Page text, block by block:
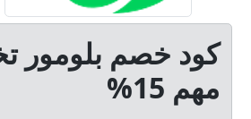
كود خصم بلومور
مهم 15%